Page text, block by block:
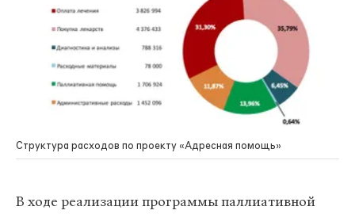
Структура расходов по проекту «Адресная помощь»
В ходе реализации программы паллиативной